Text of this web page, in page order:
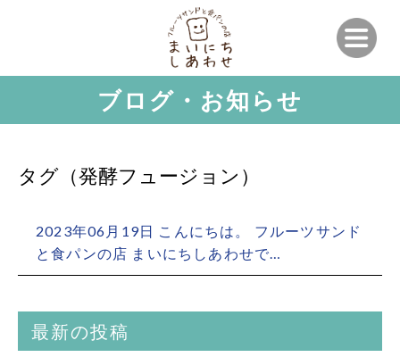
ブログ・お知らせ
タグ（発酵フュージョン）
2023年06月19日 こんにちは。 フルーツサンド
と食パンの店 まいにちしあわせで…
最新の投稿